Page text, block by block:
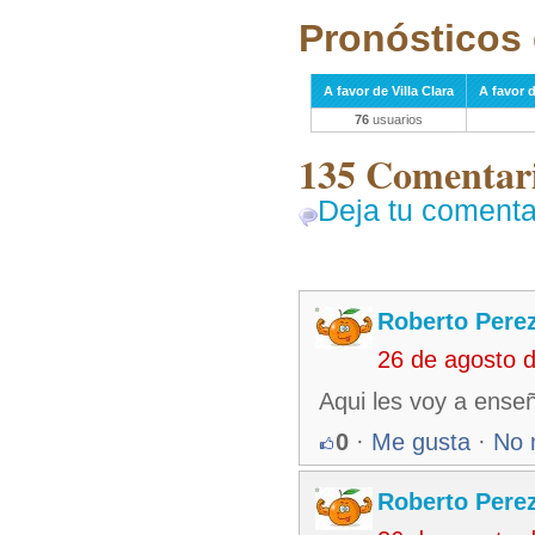
Pronósticos
A favor de Villa Clara
A favor
76 usuarios
135
Deja tu
Roberto
26 de agosto
Aqui les voy a
0 · Me gusta · No
Roberto